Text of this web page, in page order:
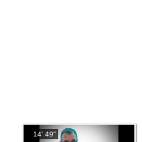
14' 49''